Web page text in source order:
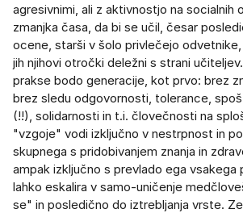
agresivnimi, ali z aktivnostjo na socialnih
zmanjka časa, da bi se učil, česar
ocene, starši v šolo privlečejo
jih njihovi otročki deležni s strani
prakse bodo generacije, kot prvo: brez
brez sledu odgovornosti, tolerance,
(!!), solidarnosti in t.i. človečnosti na
"vzgoje" vodi izključno v nestrpnost in
skupnega s pridobivanjem znanja in
ampak izključno s prevlado ega vsakega
lahko eskalira v samo-uničenje
se" in posledično do iztrebljanja vrste.